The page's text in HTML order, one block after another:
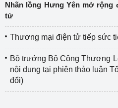
Nhãn lồng Hưng Yên mở
tử
Thương mại điện tử tiếp sức
Bộ trưởng Bộ Công Thương
nội dung tại phiên thảo luận
đổi)